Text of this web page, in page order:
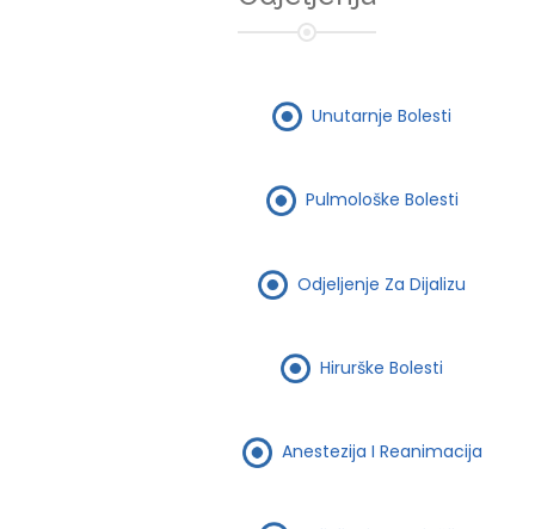
Unutarnje Bolesti
Pulmološke Bolesti
Odjeljenje Za Dijalizu
Hirurške Bolesti
Anestezija I Reanimacija